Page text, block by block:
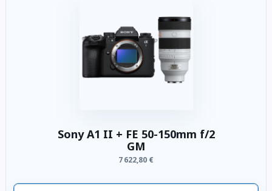
Sony A1 II + FE 50-150mm f/2
GM
7 622,80 €